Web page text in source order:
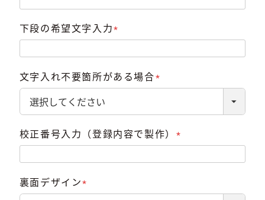
須)
下段の希望文字入力
須)
文字入れ不要箇所がある場合
校正番号入力（登録内容で製作）
須)
裏面デザイン